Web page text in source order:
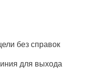
без справок
для выхода